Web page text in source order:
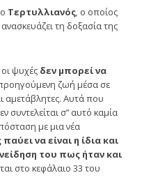
Τερτυλλιανός, ο οποίος
τη δοξασία της
ψυχές δεν μπορεί να
ζωή μέσα σε
αμετά­βλητες. Αυτά που
συντελείται σ” αυτό καμία
με μια νέα
να είναι η ίδια και
του πως ήταν και
στο κεφάλαιο 33 του